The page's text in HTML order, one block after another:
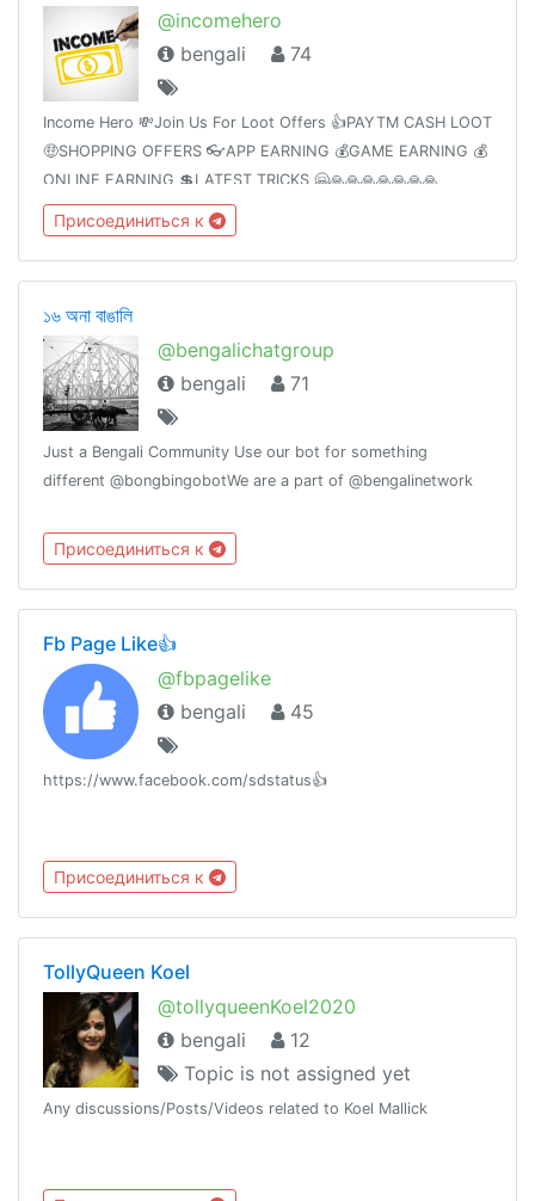
@incomehero
bengali
74
Income Hero 💸Join Us For Loot Offers 👍PAYTM CASH LOOT
🤑SHOPPING OFFERS 👓APP EARNING 💰GAME EARNING 💰
ONLINE EARNING 💲LATEST TRICKS 🤗🙏🙏🙏🙏🙏🙏🙏
Присоединиться к
১৬ অনা বাঙালি
@bengalichatgroup
bengali
71
Just a Bengali Community Use our bot for something
different @bongbingobotWe are a part of @bengalinetwork
Присоединиться к
Fb Page Like👍
@fbpagelike
bengali
45
https://www.facebook.com/sdstatus👍
Присоединиться к
TollyQueen Koel
@tollyqueenKoel2020
bengali
12
Topic is not assigned yet
Any discussions/Posts/Videos related to Koel Mallick